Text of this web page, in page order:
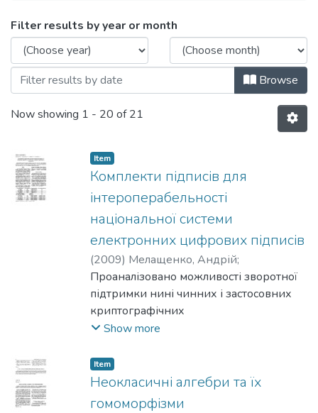
Browsing 099: Комп'ютерні науки by
Filter results by year or month
Browse
Now showing 1 - 20 of 21
Item
Комплекти підписів для
інтероперабельності
національної системи
електронних цифрових підписів
(2009) Мелащенко, Андрій;
Перевозчикова, О.;Криворучко, К.;
Скарлат, О. ;Мелешевич, Андрій
Проаналізовано можливості зворотної
підтримки нині чинних і застосовних
криптографічних
алгоритмів і геш-функцій в
можливістю кроссертификації
Національній системі електронного
цифрового підпису України. Також
Show more
Item
Неокласичні алгебри та їх
гомоморфізми